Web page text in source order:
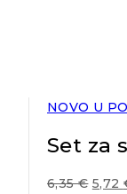
NOVO U
Set za
6,35€ 5,72